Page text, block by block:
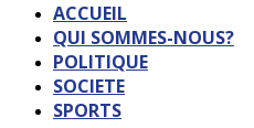
ACCUEIL
QUI SOMMES-NOUS?
POLITIQUE
SOCIETE
SPORTS